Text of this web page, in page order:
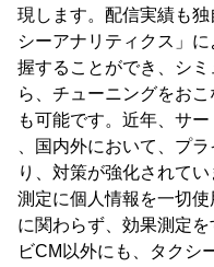
現します。配信実績も
シーアナリティクス」
握することができ、シ
ら、チューニングをお
も可能です。近年、サ
、国内外において、プ
り、対策が強化されて
測定に個人情報を一切
に関わらず、効果測定
ビCM以外にも、タクシ